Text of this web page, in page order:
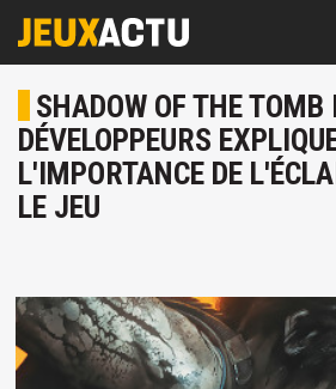
SHADOW OF THE TOMB
DÉVELOPPEURS
L'IMPORTANCE DE
LE JEU